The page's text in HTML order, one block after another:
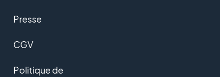
Presse
CGV
Politique de